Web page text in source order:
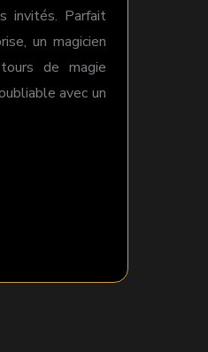
invités. Parfait
un magicien
de magie
avec un